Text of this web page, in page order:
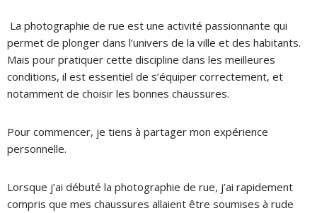
La photographie de rue est une activité passionnante qui
permet de plonger dans l’univers de la ville et des habitants.
Mais pour pratiquer cette discipline dans les meilleures
conditions, il est essentiel de s’équiper correctement, et
notamment de choisir les bonnes chaussures.
Pour commencer, je tiens à partager mon expérience
personnelle.
Lorsque j’ai débuté la photographie de rue, j’ai rapidement
compris que mes chaussures allaient être soumises à rude